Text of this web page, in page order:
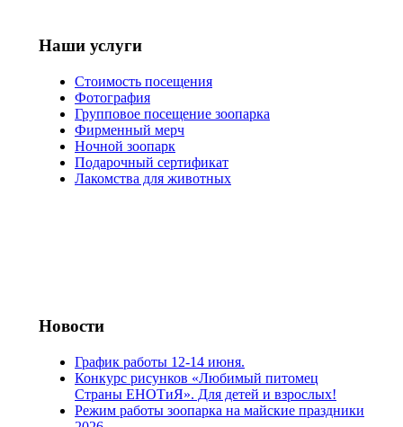
Наши услуги
Стоимость посещения
Фотография
Групповое посещение зоопарка
Фирменный мерч
Ночной зоопарк
Подарочный сертификат
Лакомства для животных
Новости
График работы 12-14 июня.
Конкурс рисунков «Любимый питомец
Страны ЕНОТиЯ». Для детей и взрослых!
Режим работы зоопарка на майские праздники